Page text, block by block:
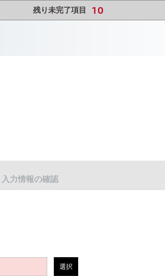
入力情報の確認
選択
残り未完了項目 10